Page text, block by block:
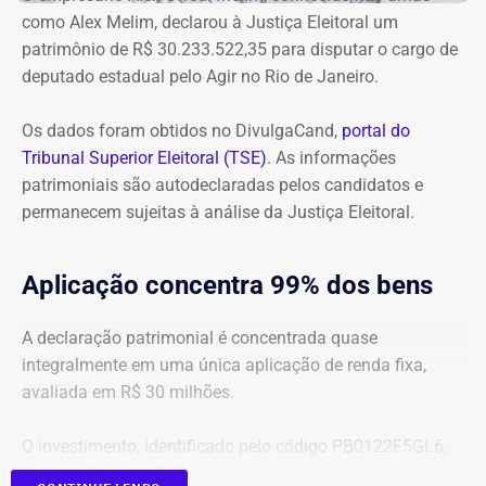
234,4 milhões, chega hoje a R$ 2,55 bilhões. O MP ainda
cobra R$ 778,9 mil de multa civil e R$ 11,9 milhões por
danos morais coletivos.
Globo”
como Alex Melim, declarou à Justiça Eleitoral um
patrimônio de R$ 30.233.522,35 para disputar o cargo de
deputado estadual pelo Agir no Rio de Janeiro.
Os dados foram obtidos no DivulgaCand, portal do
Tribunal Superior Eleitoral (TSE). As informações
patrimoniais são autodeclaradas pelos candidatos e
permanecem sujeitas à análise da Justiça Eleitoral.
Aplicação concentra 99% dos bens
A declaração patrimonial é concentrada quase
integralmente em uma única aplicação de renda fixa,
avaliada em R$ 30 milhões.
O investimento, identificado pelo código PB0122F5GL6,
representa cerca de 99,2% de todo o patrimônio